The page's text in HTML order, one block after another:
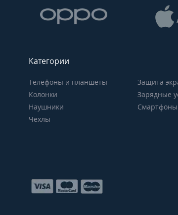
Категории
Телефоны и планшеты
Колонки
Наушники
Чехлы
Защита
Зарядные
Смартфоны